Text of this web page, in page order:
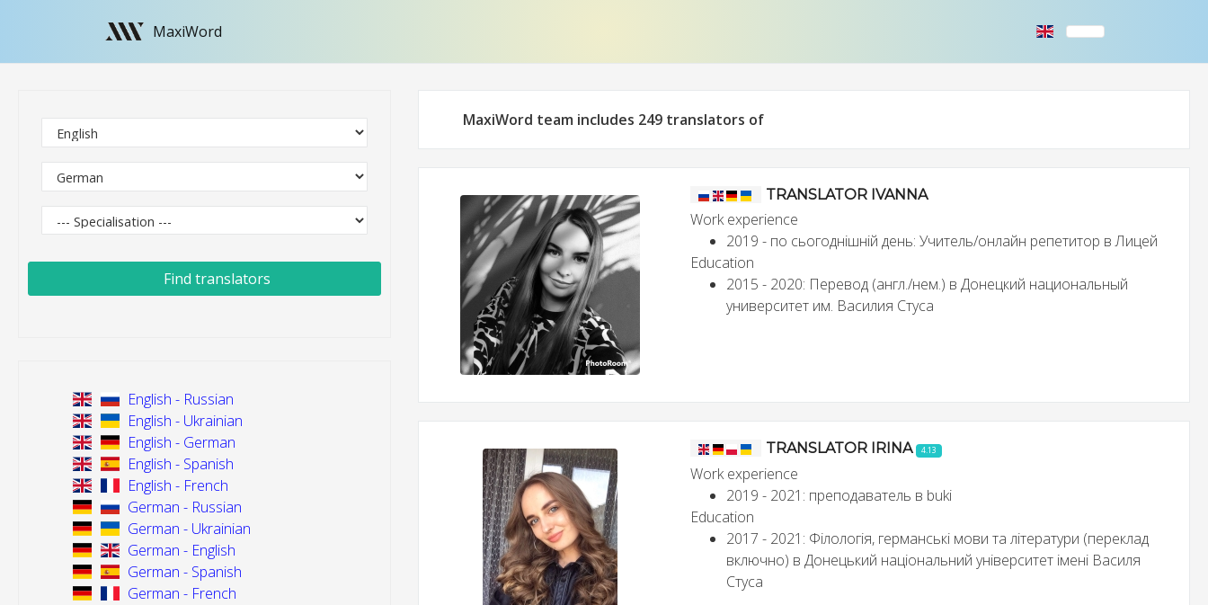
MaxiWord
Find translators
English - Russian
English - Ukrainian
English - German
English - Spanish
English - French
German - Russian
German - Ukrainian
German - English
German - Spanish
German - French
MaxiWord team includes 249 translators of
TRANSLATOR IVANNA
Work experience
2019 - по сьогоднішній день: Учитель/онлайн репетитор в Лицей
Education
2015 - 2020: Перевод (англ./нем.) в Донецкий национальный
университет им. Василия Стуса
TRANSLATOR IRINA 4.13
Work experience
2019 - 2021: преподаватель в buki
Education
2017 - 2021: Філологія, германські мови та літератури (переклад
включно) в Донецький національний університет імені Василя
Стуса